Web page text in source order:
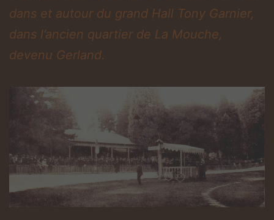
dans et autour du grand Hall Tony Garnier,
dans l’ancien quartier de La Mouche,
devenu Gerland.